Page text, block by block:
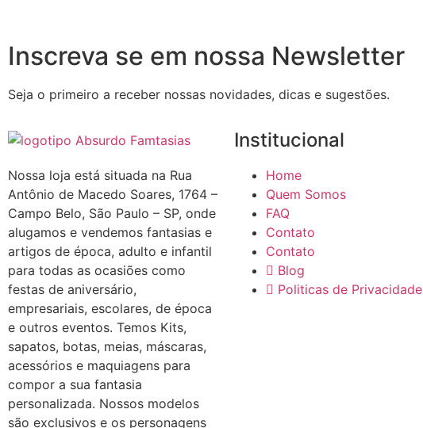
Inscreva se em nossa Newsletter
Seja o primeiro a receber nossas novidades, dicas e sugestões.
Nossa loja está situada na Rua
Antônio de Macedo Soares, 1764 –
Campo Belo, São Paulo – SP, onde
alugamos e vendemos fantasias e
artigos de época, adulto e infantil
para todas as ocasiões como
festas de aniversário,
empresariais, escolares, de época
e outros eventos. Temos Kits,
sapatos, botas, meias, máscaras,
acessórios e maquiagens para
compor a sua fantasia
personalizada. Nossos modelos
são exclusivos e os personagens
Institucional
Home
Quem Somos
FAQ
Contato
Contato
Blog
Politicas de Privacidade